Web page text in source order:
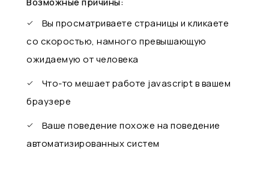
Вы просматриваете страницы и кликаете
со скоростью, намного превышающую
ожидаемую от человека
Что-то мешает работе javascript в вашем
браузере
Ваше поведение похоже на поведение
автоматизированных систем